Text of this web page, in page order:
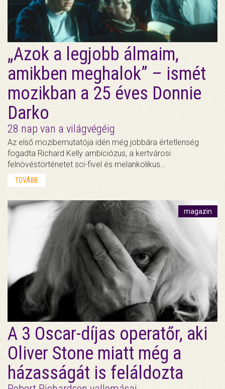
„Azok a legjobb álmaim,
amikben meghalok” – ismét
mozikban a 25 éves Donnie
Darko
28 nap van a világvégéig
Az első mozibemutatója idén még jobbára értetlenség
fogadta Richard Kelly ambíciózus, a kertvárosi
felnövéstörténetet sci-fivel és melankolikus…
TOVÁBB
magazin
A 3 Oscar-díjas operatőr, aki
Oliver Stone miatt még a
házasságát is feláldozta